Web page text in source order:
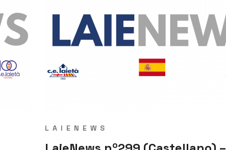
LAIENEWS